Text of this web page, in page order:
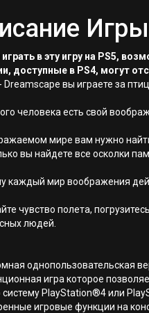
в эту игру на PS5,
доступные в PS4, могут
Dreamscape вы играете за
человека есть свой
мире вам нужно
вы найдете все осколки
каждый мир воображения
чувство полета,
людей.
однопользовательская
игра которое
систему PlayStation®4 или
игровые функции на